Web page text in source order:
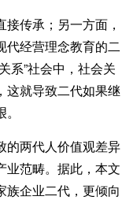
传承；另一方面，
代经营理念教育的二
系”社会中，社会关
这就导致二代如果继
的两代人价值观差异
业范畴。据此，本文
族企业二代，更倾向